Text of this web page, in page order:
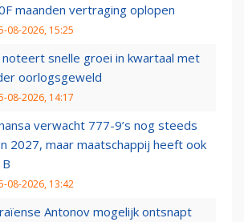
maanden vertraging oplopen
08-2026, 15:25
noteert snelle groei in kwartaal met
oorlogsgeweld
08-2026, 14:17
verwacht 777-9’s nog steeds
2027, maar maatschappij heeft ook
08-2026, 13:42
Antonov mogelijk ontsnapt